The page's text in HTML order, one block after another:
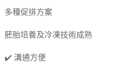
多種促排方案
胚胎培養及冷凍技術成熟
✔️ 溝通方便